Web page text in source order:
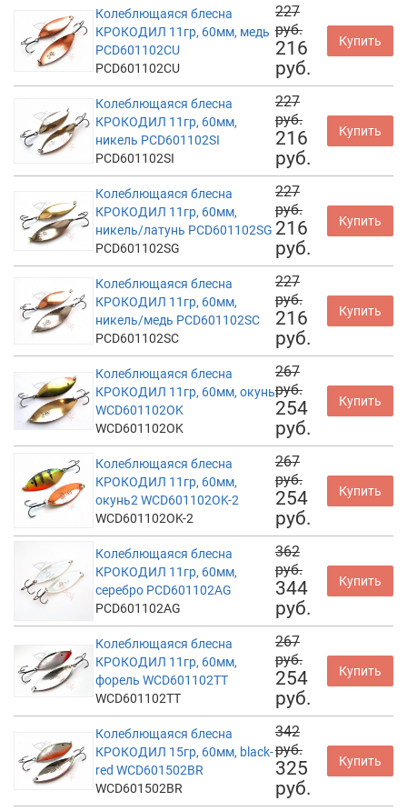
Колеблющаяся блесна
КРОКОДИЛ 11гр, 60мм, медь
PCD601102CU
PCD601102CU
227
руб.
216
руб.
Купить
Колеблющаяся блесна
КРОКОДИЛ 11гр, 60мм,
никель PCD601102SI
PCD601102SI
227
руб.
216
руб.
Купить
Колеблющаяся блесна
КРОКОДИЛ 11гр, 60мм,
никель/латунь PCD601102SG
PCD601102SG
227
руб.
216
руб.
Купить
Колеблющаяся блесна
КРОКОДИЛ 11гр, 60мм,
никель/медь PCD601102SC
PCD601102SC
227
руб.
216
руб.
Купить
Колеблющаяся блесна
КРОКОДИЛ 11гр, 60мм, окунь
WCD601102OK
WCD601102OK
267
руб.
254
руб.
Купить
Колеблющаяся блесна
КРОКОДИЛ 11гр, 60мм,
окунь2 WCD601102OK-2
WCD601102OK-2
267
руб.
254
руб.
Купить
Колеблющаяся блесна
КРОКОДИЛ 11гр, 60мм,
серебро PCD601102AG
PCD601102AG
362
руб.
344
руб.
Купить
Колеблющаяся блесна
КРОКОДИЛ 11гр, 60мм,
форель WCD601102TT
WCD601102TT
267
руб.
254
руб.
Купить
Колеблющаяся блесна
КРОКОДИЛ 15гр, 60мм, black-
red WCD601502BR
WCD601502BR
342
руб.
325
руб.
Купить